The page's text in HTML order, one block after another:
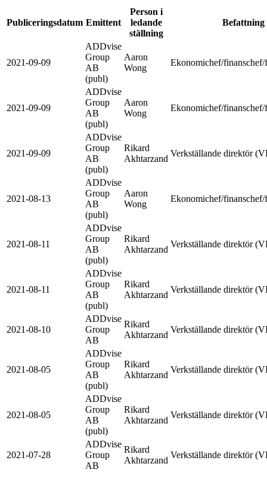
Publiceringsdatum Emittent
Person i
ledande
ställning
Befattning
2021-09-09
ADDvise
Group
AB
(publ)
Aaron
Wong
Ekonomichef/
2021-09-09
ADDvise
Group
AB
(publ)
Aaron
Wong
Ekonomichef/
2021-09-09
ADDvise
Group
AB
(publ)
Rikard
Akhtarzand
Verkställande direktör
2021-08-13
ADDvise
Group
AB
(publ)
Aaron
Wong
Ekonomichef/
2021-08-11
ADDvise
Group
AB
(publ)
Rikard
Akhtarzand
Verkställande direktör
2021-08-11
ADDvise
Group
AB
(publ)
Rikard
Akhtarzand
Verkställande direktör
2021-08-10
ADDvise
Group
AB
Rikard
Akhtarzand
Verkställande direktör
2021-08-05
ADDvise
Group
AB
(publ)
Rikard
Akhtarzand
Verkställande direktör
2021-08-05
ADDvise
Group
AB
(publ)
Rikard
Akhtarzand
Verkställande direktör
2021-07-28
ADDvise
Group
AB
Rikard
Akhtarzand
Verkställande direktör